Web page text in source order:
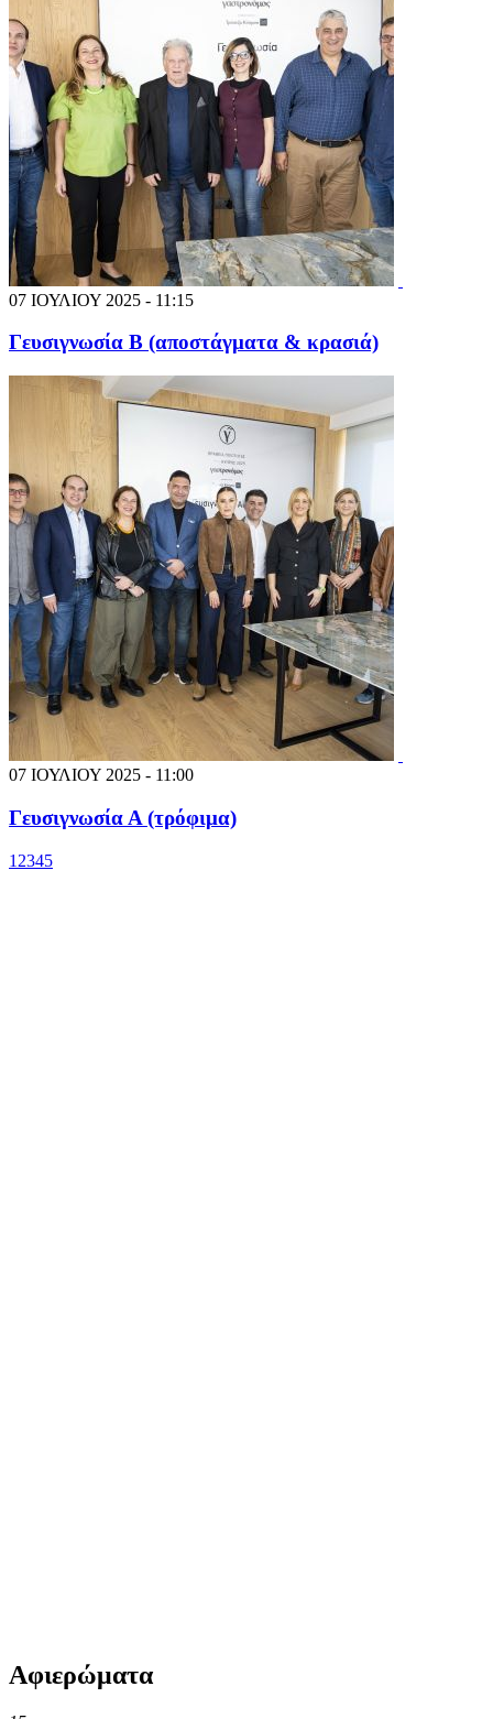
07 ΙΟΥΛΙΟΥ 2025 - 11:15
Γευσιγνωσία Β (αποστάγματα & κρασιά)
07 ΙΟΥΛΙΟΥ 2025 - 11:00
Γευσιγνωσία Α (τρόφιμα)
1 2345
Αφιερώματα